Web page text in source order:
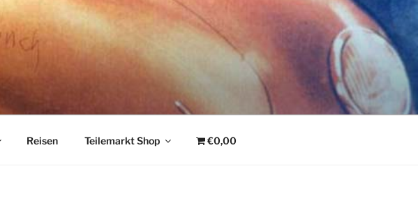
Reisen Teilemarkt Shop €0,00